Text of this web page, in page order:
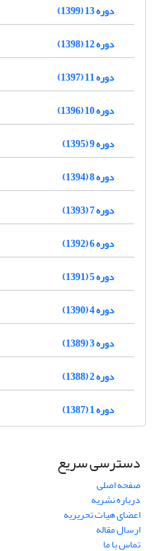
دوره 13 (1399)
دوره 12 (1398)
دوره 11 (1397)
دوره 10 (1396)
دوره 9 (1395)
دوره 8 (1394)
دوره 7 (1393)
دوره 6 (1392)
دوره 5 (1391)
دوره 4 (1390)
دوره 3 (1389)
دوره 2 (1388)
دوره 1 (1387)
دسترسی سریع
صفحه اصلی
درباره نشریه
اعضای هیات تحریریه
ارسال مقاله
تماس با ما